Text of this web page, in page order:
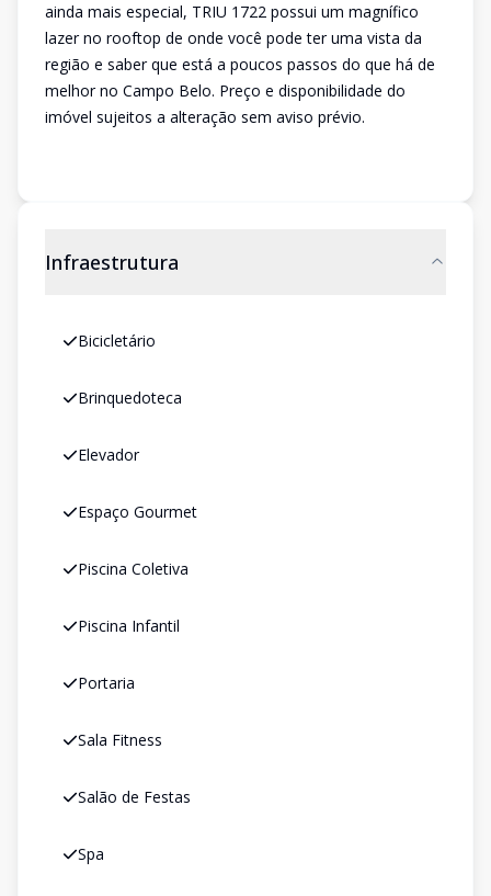
ainda mais especial, TRIU 1722 possui um magnífico
lazer no rooftop de onde você pode ter uma vista da
região e saber que está a poucos passos do que há de
melhor no Campo Belo. Preço e disponibilidade do
imóvel sujeitos a alteração sem aviso prévio.
Infraestrutura
Bicicletário
Brinquedoteca
Elevador
Espaço Gourmet
Piscina Coletiva
Piscina Infantil
Portaria
Sala Fitness
Salão de Festas
Spa